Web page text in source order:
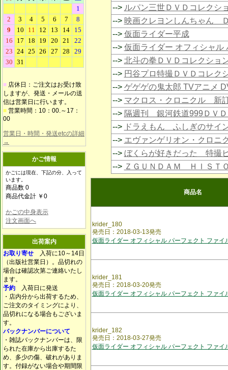
■ 店休日：ご注文はお受け致
しますが、発送・メールの送
信は営業日に行います。
■ 営業時間：10：00.～17：
00
営業日・時間・発送etcの詳細
→
かご情報
かごには現在、下記の分、入って
います。
商品数 0
商品代金計 ￥0
かごの中身表示
注文画面へ
出荷案内
お取り寄せ 入荷に10～14日
（出版社営業日）。品切れの
場合は確認次第ご連絡いたし
ます。
予約 入荷日に発送
・店内分から出荷するため、
ご注文のタイミングにより、
品切れになる場合もございま
す。
バックナンバーについて
・雑誌バックナンバーは、限
られた在庫から出庫するた
め、多少の傷、破れがありま
す。付録がない場合や期間限
--> ルパン三世ＤＶＤコレクシ
--> 映画クレヨンしんちゃん
--> 仮面ライダー平成
--> 仮面ライダー オフィシャル
--> 北斗の拳ＤＶＤコレクショ
--> 円谷プロ特撮ＤＶＤコレク
--> ゲゲゲの鬼太郎 TVアニメ
--> マクロス・クロニクル 新
--> 隔週刊 銀河鉄道999ＤＶ
--> ドラえもん ふしぎのサイ
--> エヴァンゲリオン・クロ
--> ぼくらが好きだった 特撮
--> ＺＧＵＮＤＡＭ ＨＩＳＴ
商品名
krider_180
発売日：2018-03-13発売
仮面ライダー オフィシャル パーフェクト ファイ
krider_181
発売日：2018-03-20発売
仮面ライダー オフィシャル パーフェクト ファイ
krider_182
発売日：2018-03-27発売
仮面ライダー オフィシャル パーフェクト ファイ